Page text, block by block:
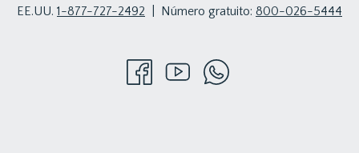
EE.UU. 1-877-727-2492 | Número gratuito: 800-026-5444